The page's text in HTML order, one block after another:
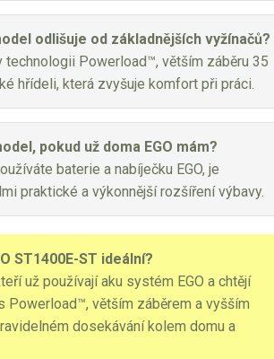
odlišuje od základnějších vyžínačů?
technologii Powerload™, větším záběru 35
hřídeli, která zvyšuje komfort při práci.
pokud už doma EGO mám?
baterie a nabíječku EGO, je
praktické a výkonnější rozšíření výbavy.
ST1400E-ST ideální?
už používají aku systém EGO a chtějí
Powerload™, větším záběrem a vyšším
dosekávání kolem domu a